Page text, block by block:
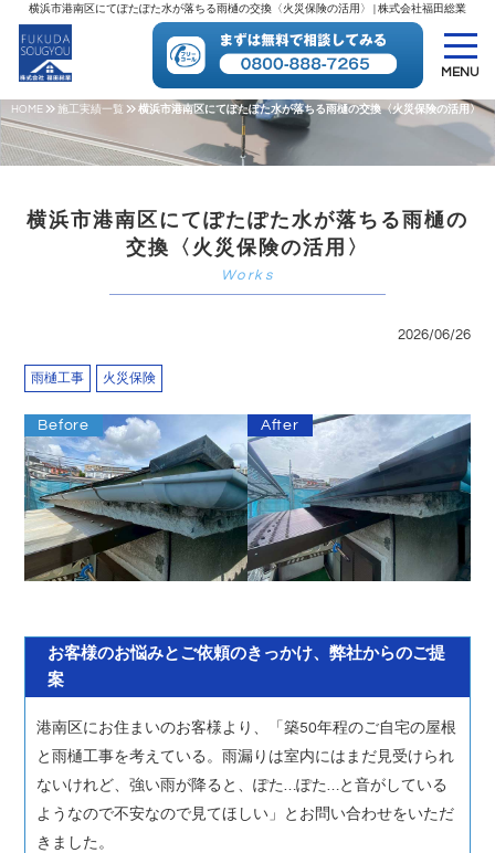
横浜市港南区にてぽたぽた水が落ちる雨樋の交換〈火災保険の活用〉 | 株式会社福田総業
MENU
HOME 施工実績一覧 横浜市港南区にてぽたぽた水が落ちる雨樋の交換〈火災保険の活用〉
横浜市港南区にてぽたぽた水が落ちる雨樋の
交換〈火災保険の活用〉
2026/06/26
雨樋工事 火災保険
お客様のお悩みとご依頼のきっかけ、弊社からのご提
案
港南区にお住まいのお客様より、「築50年程のご自宅の屋根
と雨樋工事を考えている。雨漏りは室内にはまだ見受けられ
ないけれど、強い雨が降ると、ぽた…ぽた…と音がしている
ようなので不安なので見てほしい」とお問い合わせをいただ
きました。